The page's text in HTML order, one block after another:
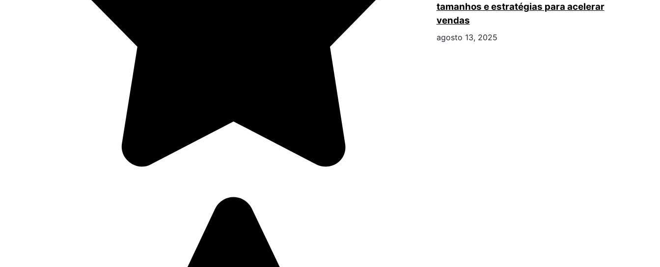
tamanhos e estratégias para acelerar
vendas
agosto 13, 2025